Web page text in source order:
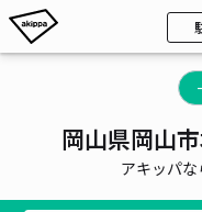
岡山県岡山
アキッパな